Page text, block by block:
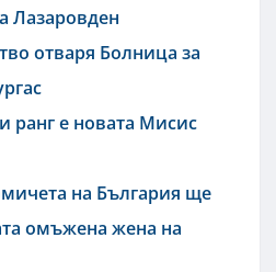
Лазаровден
отваря Болница за
ранг е новата Мисис
на България ще
омъжена жена на